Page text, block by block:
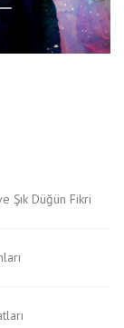
Şık Düğün Fikri